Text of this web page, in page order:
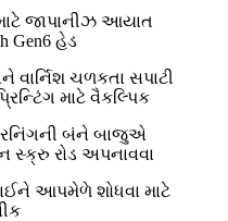
જાપાનીઝ આયાત
Gen6 હેડ
વાર્નિશ ચળકતા સપાટી
માટે વૈકલ્પિક
બંને બાજુએ
રોડ અપનાવવા
આપમેળે શોધવા માટે